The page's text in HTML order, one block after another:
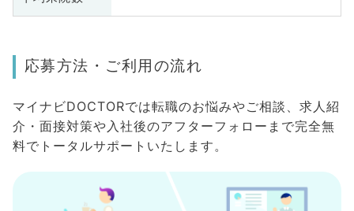
応募方法・ご利用の流れ
マイナビDOCTORでは転職のお悩みやご相談、求人紹
介・面接対策や入社後のアフターフォローまで完全無
料でトータルサポートいたします。